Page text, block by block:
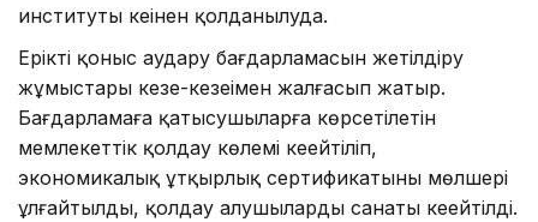
институты кеңінен қолданылуда.
Ерікті қоныс аудару бағдарламасын жетілдіру
жұмыстары кезең-кезеңімен жалғасып жатыр.
Бағдарламаға қатысушыларға көрсетілетін
мемлекеттік қолдау көлемі кеңейтіліп,
экономикалық ұтқырлық сертификатының мөлшері
ұлғайтылды, қолдау алушылардың санаты кеңейтілді.